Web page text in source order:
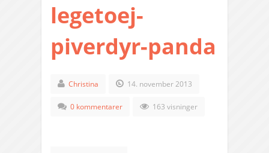
legetoej-
piverdyr-panda
Christina 14. november 2013
0 kommentarer 163 visninger